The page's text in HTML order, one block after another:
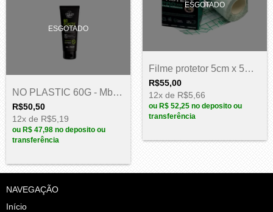
ESGOTADO
NO PLASTIC 60G - Mboah
R$50,50
12x de R$5,19
ou R$ 47,98 no deposito ou
transferência
ESGOTADO
Filme protetor 5cm x 5m - Art pig
R$55,00
12x de R$5,66
ou R$ 52,25 no deposito ou
transferência
NAVEGAÇÃO
Início